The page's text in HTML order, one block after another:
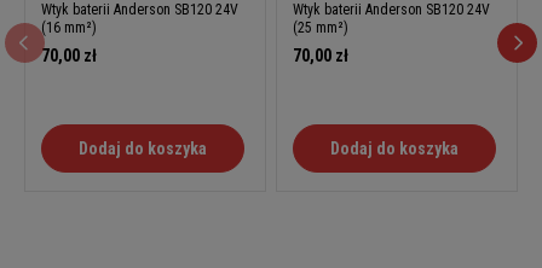
Wtyk baterii Anderson SB120 24V
(16 mm²)
70,00 zł
Dodaj do koszyka
Wtyk baterii Anderson SB120 24V
(25 mm²)
70,00 zł
Dodaj do koszyka